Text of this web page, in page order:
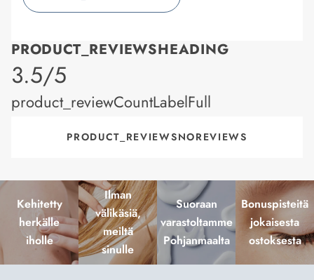
PRODUCT_REVIEWSHEADING
product_rating
3.5/5
product_reviewCountLabelFull
PRODUCT_REVIEWSNOREVIEWS
Kehitetty
herkälle
iholle
Ilman
välikäsiä,
meiltä
sinulle
Suoraan
varastoltamme
Pohjanmaalta
Bonuspisteitä
jokaisesta
ostoksesta